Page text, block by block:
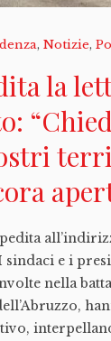
,Notizie,
la
e i
nella